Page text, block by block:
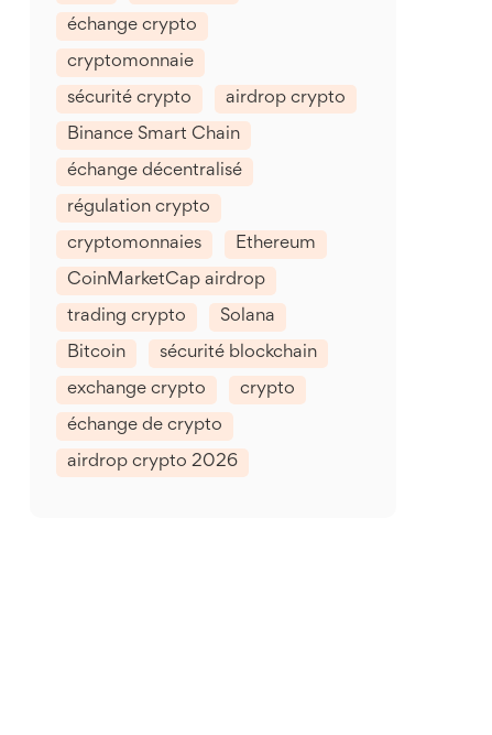
échange crypto
cryptomonnaie
sécurité crypto airdrop crypto
Binance Smart Chain
échange décentralisé
régulation crypto
cryptomonnaies Ethereum
CoinMarketCap airdrop
trading crypto Solana
Bitcoin sécurité blockchain
exchange crypto crypto
échange de crypto
airdrop crypto 2026